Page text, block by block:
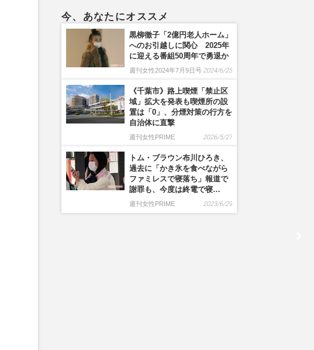
今、あなたにオススメ
黒柳徹子「2億円老人ホーム」
へのお引越しに関心 2025年
に迎える番組50周年で勇退か
週刊女性2024年7月9日号 2024/6/25
《千葉市》路上喫煙「禁止区
域」拡大を発表も喫煙所の設
置は「0」、分煙対策の行方を
自治体に直撃
週刊女性PRIME 2026/5/27
トム・ブラウン布川ひろき、
過去に「かき氷を食べながら
ファミレスで寝落ち」報道で
謝罪も、今度は終電で寝…
週刊女性PRIME 2023/6/29